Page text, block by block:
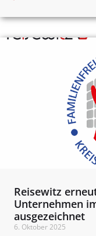
Reisewitz
Unternehmen
ausgezeichnet
6. Oktober 2025